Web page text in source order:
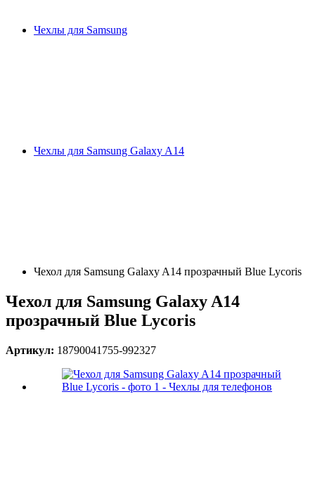
Чехлы для Samsung
Чехлы для Samsung Galaxy A14
Чехол для Samsung Galaxy A14 прозрачный Blue Lycoris
Чехол для Samsung Galaxy A14
прозрачный Blue Lycoris
Артикул: 18790041755-992327